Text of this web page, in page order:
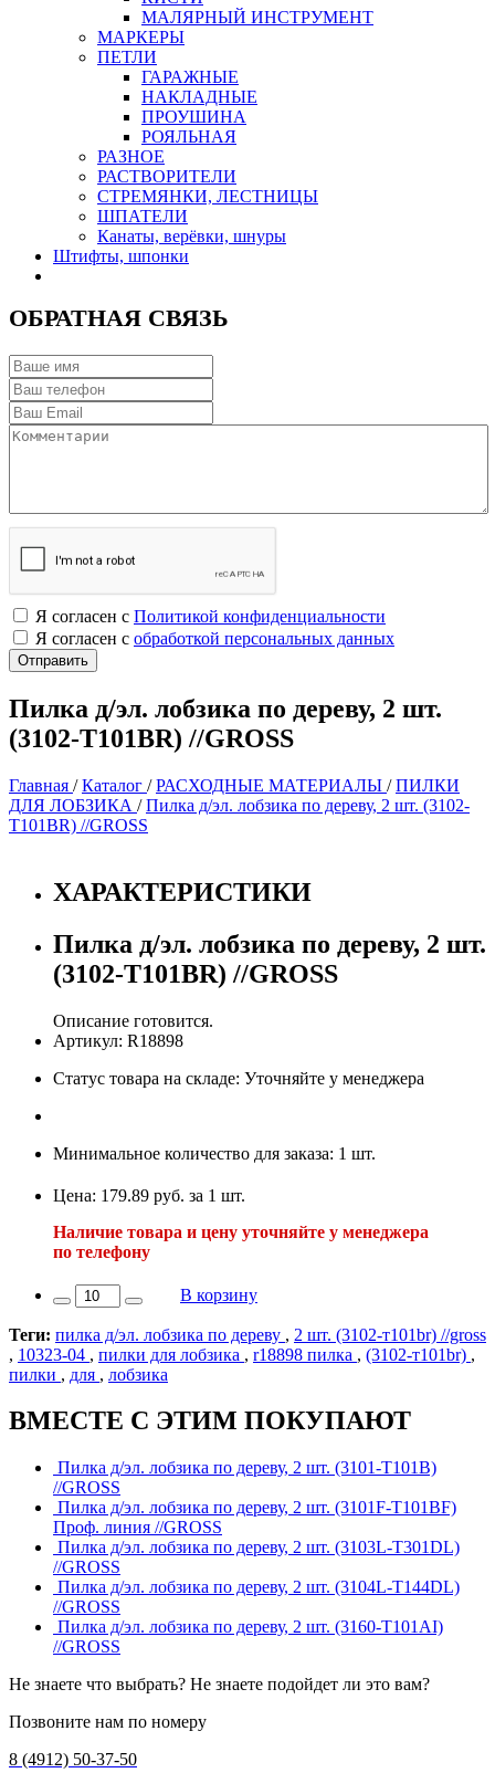
МАЛЯРНЫЙ ИНСТРУМЕНТ
МАРКЕРЫ
ПЕТЛИ
ГАРАЖНЫЕ
НАКЛАДНЫЕ
ПРОУШИНА
РОЯЛЬНАЯ
РАЗНОЕ
РАСТВОРИТЕЛИ
СТРЕМЯНКИ, ЛЕСТНИЦЫ
ШПАТЕЛИ
Канаты, верёвки, шнуры
Штифты, шпонки
ОБРАТНАЯ СВЯЗЬ
Я согласен с Политикой конфиденциальности
Я согласен с обработкой персональных данных
Пилка д/эл. лобзика по дереву, 2 шт.
(3102-Т101BR) //GROSS
Главная /Каталог /РАСХОДНЫЕ МАТЕРИАЛЫ /ПИЛКИ
ДЛЯ ЛОБЗИКА /Пилка д/эл. лобзика по дереву, 2 шт. (3102-
Т101BR) //GROSS
ХАРАКТЕРИСТИКИ
Пилка д/эл. лобзика по дереву, 2 шт.
(3102-Т101BR) //GROSS
Описание готовится.
Артикул: R18898
Статус товара на складе: Уточняйте у менеджера
Минимальное количество для заказа: 1 шт.
Цена: 179.89 руб. за 1 шт.
Наличие товара и цену уточняйте у менеджера
по телефону
В корзину
Теги: пилка д/эл. лобзика по дереву , 2 шт. (3102-т101br) //gross
, 10323-04 , пилки для лобзика , r18898 пилка , (3102-т101br) ,
пилки , для , лобзика
ВМЕСТЕ С ЭТИМ ПОКУПАЮТ
Пилка д/эл. лобзика по дереву, 2 шт. (3101-Т101В)
//GROSS
Пилка д/эл. лобзика по дереву, 2 шт. (3101F-Т101BF)
Проф. линия //GROSS
Пилка д/эл. лобзика по дереву, 2 шт. (3103L-Т301DL)
//GROSS
Пилка д/эл. лобзика по дереву, 2 шт. (3104L-Т144DL)
//GROSS
Пилка д/эл. лобзика по дереву, 2 шт. (3160-Т101AI)
//GROSS
Не знаете что выбрать? Не знаете подойдет ли это вам?
Позвоните нам по номеру
8 (4912) 50-37-50